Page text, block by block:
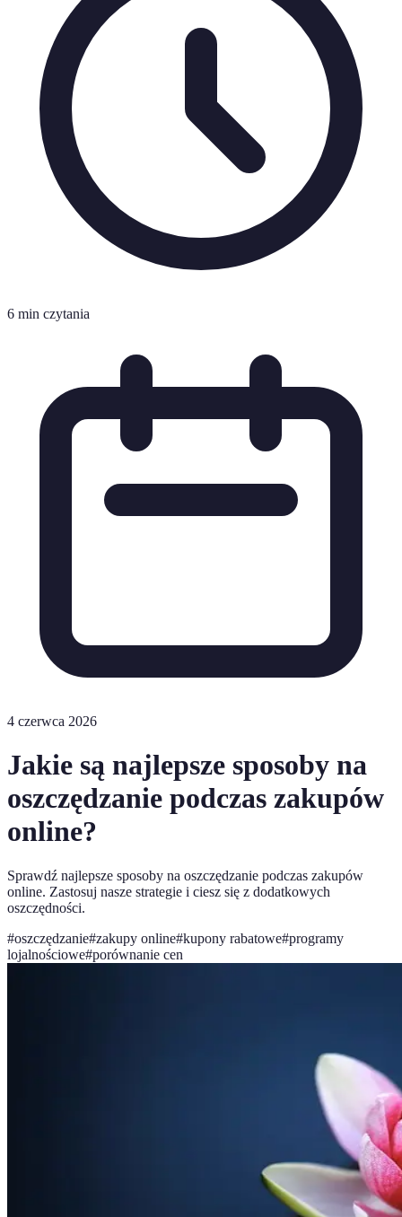
6 min czytania
4 czerwca 2026
Jakie są najlepsze sposoby na
oszczędzanie podczas zakupów
online?
Sprawdź najlepsze sposoby na oszczędzanie podczas zakupów
online. Zastosuj nasze strategie i ciesz się z dodatkowych
oszczędności.
#oszczędzanie#zakupy online#kupony rabatowe#programy
lojalnościowe#porównanie cen